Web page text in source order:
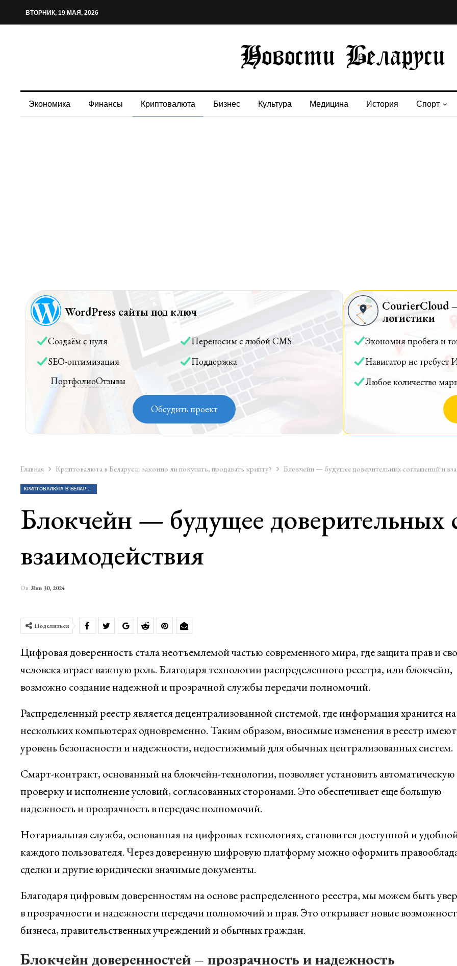
ВТОРНИК, 19 МАЯ, 2026
Экономика Финансы Криптовалюта Бизнес Культура Медицина История Спорт
WordPress сайты под ключ
Создаём с нуля
Переносим с любой CMS
SEO-оптимизация
Поддержка
ПортфолиоОтзывы
Обсудить проект
CourierCloud
логистики
Экономия пробега и
Навигатор не требует
Любое количество
Главная Криптовалюта в Беларуси: законно ли покупать, продавать крипту? Блокчейн — будущее доверительных соглашений и
КРИПТОВАЛЮТА В БЕЛАРУСИ: ЗАКОННО ЛИ ПОКУПАТЬ, ПРОДАВАТЬ КРИПТУ?
Блокчейн — будущее доверительных
взаимодействия
On Янв 30, 2024
Поделиться
Цифровая доверенность стала неотъемлемой частью современного мира, где защита прав и
человека играет важную роль. Благодаря технологии распределенного реестра, или блокчейн,
возможно создание надежной и прозрачной службы передачи полномочий.
Распределенный реестр является децентрализованной системой, где информация хранится на
нескольких компьютерах одновременно. Таким образом, вносимые изменения в реестр имеют
уровень безопасности и надежности, недостижимый для обычных централизованных систем.
Смарт-контракт, основанный на блокчейн-технологии, позволяет установить автоматическую
проверку и исполнение условий, согласованных сторонами. Это обеспечивает еще большую
надежность и прозрачность в передаче полномочий.
Нотариальная служба, основанная на цифровых технологиях, становится доступной и
каждого пользователя. Через доверенную цифровую платформу можно оформить
сделки и другие юридически значимые документы.
Благодаря цифровым доверенностям на основе распределенного реестра, мы можем быть
в прозрачности и надежности передачи полномочий и прав. Это открывает новые
бизнеса, правительственных учреждений и обычных граждан.
Блокчейн доверенностей – прозрачность и надежность